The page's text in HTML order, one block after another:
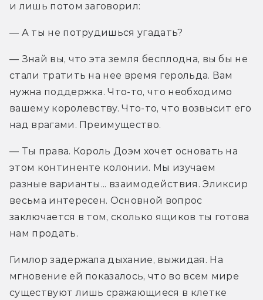
и лишь потом заговорил:
— А ты не потрудишься угадать?
— Знай вы, что эта земля бесплодна, вы бы не
стали тратить на нее время герольда. Вам
нужна поддержка. Что-то, что необходимо
вашему королевству. Что-то, что возвысит его
над врагами. Преимущество.
— Ты права. Король Доэм хочет основать на
этом континенте колонии. Мы изучаем
разные варианты... взаимодействия. Эликсир
весьма интересен. Основной вопрос
заключается в том, сколько ящиков ты готова
нам продать.
Гимлор задержала дыхание, выжидая. На
мгновение ей показалось, что во всем мире
существуют лишь сражающиеся в клетке